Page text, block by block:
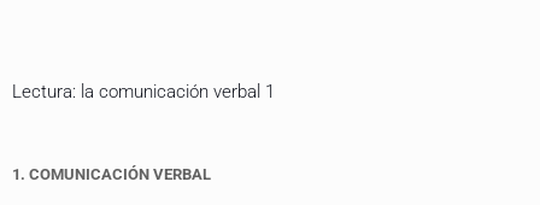
Lectura: la comunicación verbal 1
1. COMUNICACIÓN VERBAL